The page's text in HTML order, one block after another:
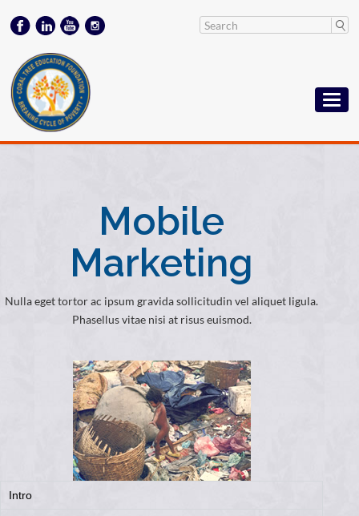
Mobile
Marketing
Nulla eget tortor ac ipsum gravida sollicitudin vel aliquet ligula.
Phasellus vitae nisi at risus euismod.
Intro